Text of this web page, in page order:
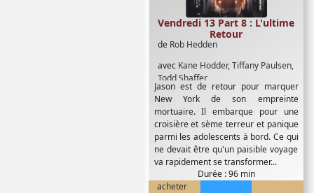
de Rob Hedden
avec Kane Hodder,Tiffany Paulsen,
Todd Shaffer
Vendredi 13 Part 8 : L'ultime
Retour
Jason est de retour pour marquer
New York de son empreinte
mortuaire. Il embarque pour une
croisière et sème terreur et panique
parmi les adolescents à bord. Ce qui
ne devait être qu'un paisible voyage
va rapidement se transformer...
Durée : 96 min
acheter